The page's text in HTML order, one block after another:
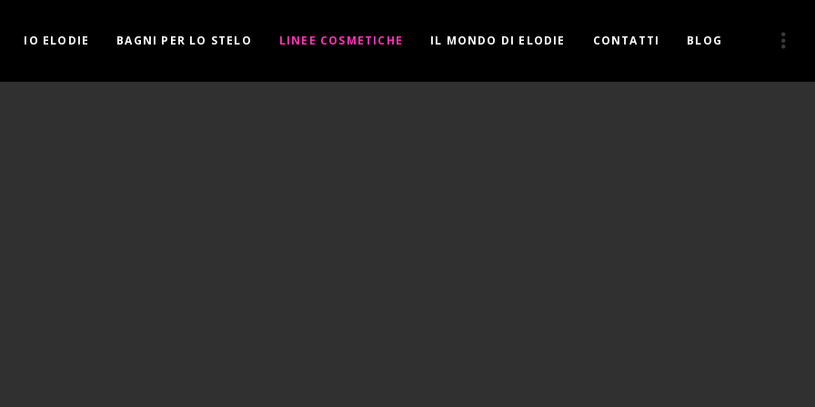
IO ELODIE BAGNI PER LO STELO LINEE COSMETICHE IL MONDO DI ELODIE CONTATTI BLOG